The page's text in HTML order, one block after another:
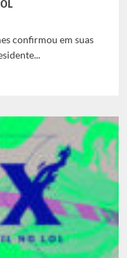
confirmou em suas